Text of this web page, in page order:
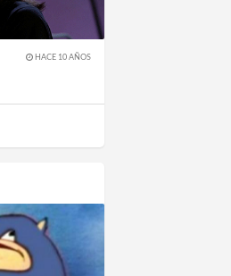
HACE 10 AÑOS